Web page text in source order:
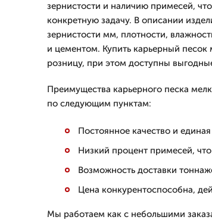
зернистости и наличию примесей,
конкретную задачу. В описании
зернистости мм, плотности,
и цементом. Купить карьерный
розницу, при этом доступны
Преимущества карьерного песка
по следующим пунктам:
Постоянное качество и
Низкий процент примесей,
Возможность доставки
Цена конкурентоспособна,
Мы работаем как с небольшими